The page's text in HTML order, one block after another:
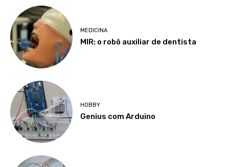
MEDICINA
MIR: o robô auxiliar de dentista
HOBBY
Genius com Arduino